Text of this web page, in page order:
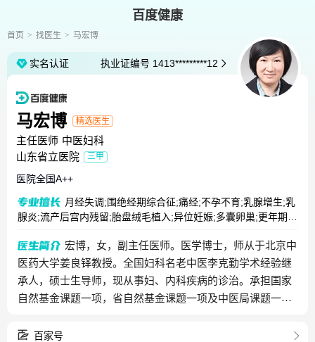
百度健康
首页 找医生 马宏博
实名认证 执业证编号 1413*********12
马宏博 精选医生
主任医师 中医妇科
山东省立医院
三甲
医院全国A++
月经失调;围绝经期综合征;痛经;不孕不育;乳腺增生;乳
腺炎;流产后宫内残留;胎盘绒毛植入;异位妊娠;多囊卵巢;更年期综
宏博，女，副主任医师。医学博士，师从于北京中
医药大学姜良铎教授。全国妇科名老中医李克勤学术经验继
承人，硕士生导师，现从事妇、内科疾病的诊治。承担国家
自然基金课题一项，省自然基金课题一项及中医局课题一
百家号